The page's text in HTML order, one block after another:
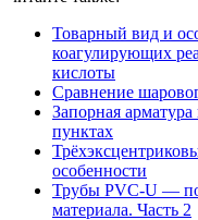
Товарный вид и
коагулирующих
кислоты
Сравнение
Запорная
пунктах
особенности
Трубы PVC-U —
материала. Часть 2